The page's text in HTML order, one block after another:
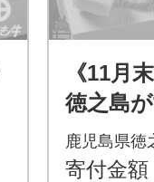
《11月
徳之島
る“のざ
ギフト
鹿児島県徳
寄付金額